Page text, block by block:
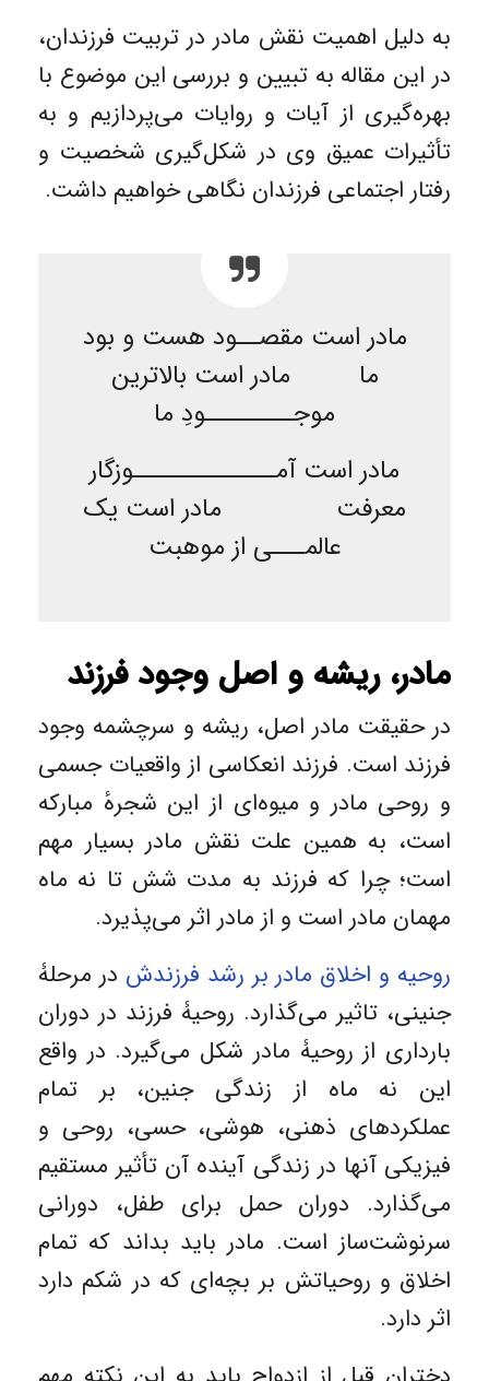
به دلیل اهمیت نقش مادر در تربیت فرزندان،
در این مقاله به تبیین و بررسی این موضوع با
بهره‌گیری از آیات و روایات می‌پردازیم و به
تأثیرات عمیق وی در شکل‌گیری شخصیت و
رفتار اجتماعی فرزندان نگاهی خواهیم داشت.
مادر است مقصــود هست و بود
ما مادر است بالاترین
موجــــــــودِ ما
مادر است آمـــــــــــــوزگار
معرفت مادر است یک
عالمـــی از موهبت
مادر، ریشه و اصل وجود فرزند
در حقیقت مادر اصل، ریشه و سرچشمه وجود
فرزند است. فرزند انعکاسی از واقعیات جسمی
و روحی مادر و میوه‌ای از این شجرهٔ مبارکه
است، به همین علت نقش مادر بسیار مهم
است؛ چرا که فرزند به مدت شش تا نه ماه
مهمان مادر است و از مادر اثر می‌پذیرد.
روحیه و اخلاق مادر بر رشد فرزندش در مرحلۀ
جنینی، تاثیر می‌گذارد. روحیۀ فرزند در دوران
بارداری از روحیۀ مادر شکل می‌گیرد. در واقع
این نه ماه از زندگی جنین، بر تمام
عملکردهای ذهنی، هوشی، حسی، روحی و
فیزیکی آنها در زندگی آینده آن تأثیر مستقیم
می‌گذارد. دوران حمل برای طفل، دورانی
سرنوشت‌ساز است. مادر باید بداند که تمام
اخلاق و روحیاتش بر بچه‌ای که در شکم دارد
اثر دارد.